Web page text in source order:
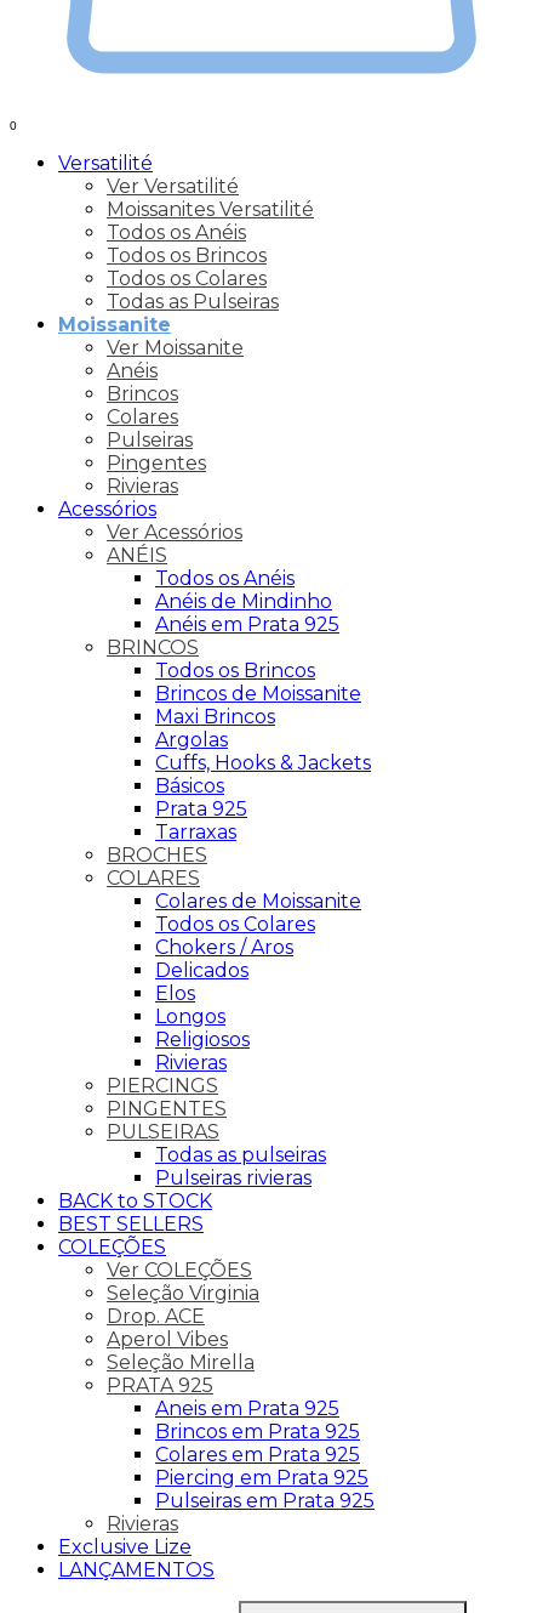
0
Versatilité
Ver Versatilité
Moissanites Versatilité
Todos os Anéis
Todos os Brincos
Todos os Colares
Todas as Pulseiras
Moissanite
Ver Moissanite
Anéis
Brincos
Colares
Pulseiras
Pingentes
Rivieras
Acessórios
Ver Acessórios
ANÉIS
Todos os Anéis
Anéis de Mindinho
Anéis em Prata 925
BRINCOS
Todos os Brincos
Brincos de Moissanite
Maxi Brincos
Argolas
Cuffs, Hooks & Jackets
Básicos
Prata 925
Tarraxas
BROCHES
COLARES
Colares de Moissanite
Todos os Colares
Chokers / Aros
Delicados
Elos
Longos
Religiosos
Rivieras
PIERCINGS
PINGENTES
PULSEIRAS
Todas as pulseiras
Pulseiras rivieras
BACK to STOCK
BEST SELLERS
COLEÇÕES
Ver COLEÇÕES
Seleção Virginia
Drop. ACE
Aperol Vibes
Seleção Mirella
PRATA 925
Aneis em Prata 925
Brincos em Prata 925
Colares em Prata 925
Piercing em Prata 925
Pulseiras em Prata 925
Rivieras
Exclusive Lize
LANÇAMENTOS